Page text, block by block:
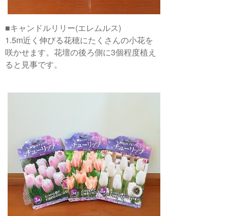
■キャンドルリリー(エレムルス)
1.5m近く伸びる花穂にたくさんの小花を
咲かせます。花壇の後ろ側に3個程度植え
ると見事です。